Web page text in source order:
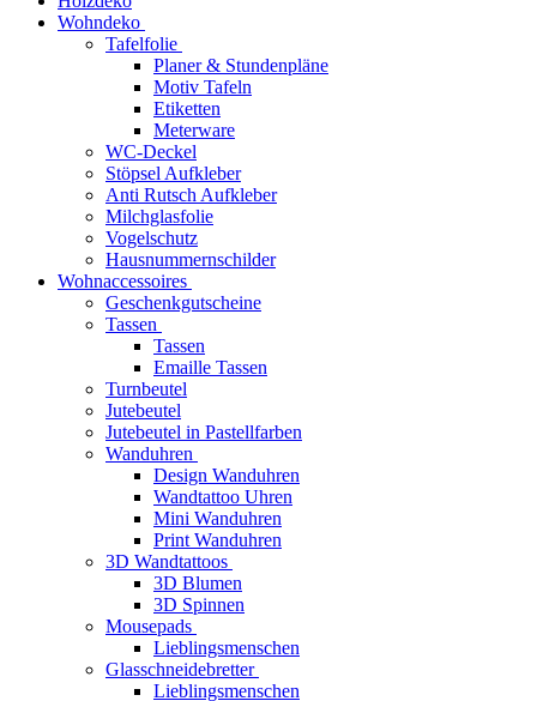
Wohndeko
Tafelfolie
Planer & Stundenpläne
Motiv Tafeln
Etiketten
Meterware
WC-Deckel
Stöpsel Aufkleber
Anti Rutsch Aufkleber
Milchglasfolie
Vogelschutz
Hausnummernschilder
Wohnaccessoires
Geschenkgutscheine
Tassen
Tassen
Emaille Tassen
Turnbeutel
Jutebeutel
Jutebeutel in Pastellfarben
Wanduhren
Design Wanduhren
Wandtattoo Uhren
Mini Wanduhren
Print Wanduhren
3D Wandtattoos
3D Blumen
3D Spinnen
Mousepads
Lieblingsmenschen
Glasschneidebretter
Lieblingsmenschen